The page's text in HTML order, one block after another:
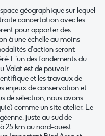
géographique sur lequel
concertation avec les
pour apporter des
à une échelle au moins
d’action seront
L’un des fondements du
Valat est de pouvoir
et les travaux de
enjeux de conservation et
de sélection, nous avons
comme un site atelier. Le
juste au sud de
25 km au nord-ouest